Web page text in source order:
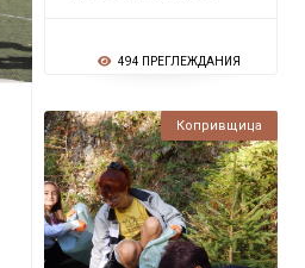
494 ПРЕГЛЕЖДАНИЯ
Копривщица